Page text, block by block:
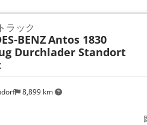
ラー, セントラルロック, デファレ
ーンキープアシスト, 電動ウィンドウ
8,899 km
ラック
BENZAntos 1830
Durchlader Standort